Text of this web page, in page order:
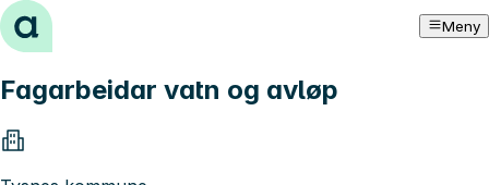
Hopp til innhold Meny
Fagarbeidar vatn og avløp